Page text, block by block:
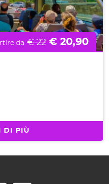
da € 22 € 20,90
DI PIÙ